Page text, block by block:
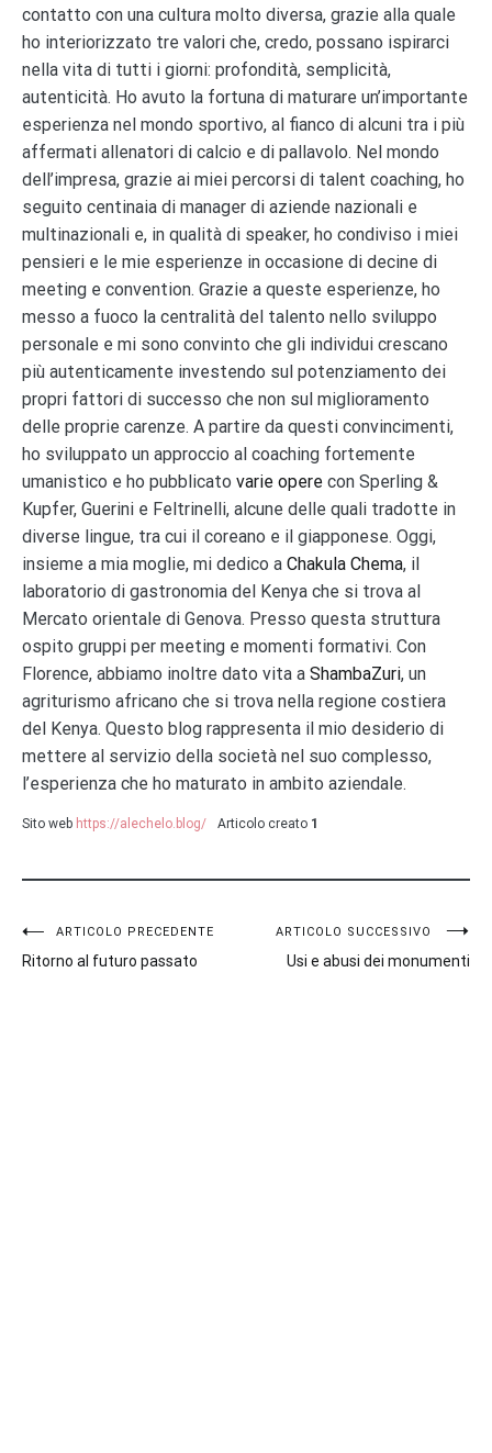
contatto con una cultura molto diversa, grazie alla quale
ho interiorizzato tre valori che, credo, possano ispirarci
nella vita di tutti i giorni: profondità, semplicità,
autenticità. Ho avuto la fortuna di maturare un’importante
esperienza nel mondo sportivo, al fianco di alcuni tra i più
affermati allenatori di calcio e di pallavolo. Nel mondo
dell’impresa, grazie ai miei percorsi di talent coaching, ho
seguito centinaia di manager di aziende nazionali e
multinazionali e, in qualità di speaker, ho condiviso i miei
pensieri e le mie esperienze in occasione di decine di
meeting e convention. Grazie a queste esperienze, ho
messo a fuoco la centralità del talento nello sviluppo
personale e mi sono convinto che gli individui crescano
più autenticamente investendo sul potenziamento dei
propri fattori di successo che non sul miglioramento
delle proprie carenze. A partire da questi convincimenti,
ho sviluppato un approccio al coaching fortemente
umanistico e ho pubblicato varie opere con Sperling &
Kupfer, Guerini e Feltrinelli, alcune delle quali tradotte in
diverse lingue, tra cui il coreano e il giapponese. Oggi,
insieme a mia moglie, mi dedico a Chakula Chema, il
laboratorio di gastronomia del Kenya che si trova al
Mercato orientale di Genova. Presso questa struttura
ospito gruppi per meeting e momenti formativi. Con
Florence, abbiamo inoltre dato vita a ShambaZuri, un
agriturismo africano che si trova nella regione costiera
del Kenya. Questo blog rappresenta il mio desiderio di
mettere al servizio della società nel suo complesso,
l’esperienza che ho maturato in ambito aziendale.
Sito web https://alechelo.blog/ Articolo creato 1
Navigazione
articoli
ARTICOLO PRECEDENTE
Ritorno al futuro passato
ARTICOLO SUCCESSIVO
Usi e abusi dei monumenti